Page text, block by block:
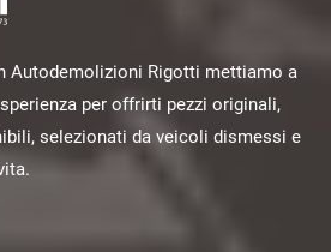
Autodemolizioni Rigotti mettiamo a
per offrirti pezzi originali,
selezionati da veicoli dismessi e